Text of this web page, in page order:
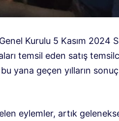
Kurulu 5 Kasım 2024
temsil eden satış
yana geçen yılların
eylemler, artık